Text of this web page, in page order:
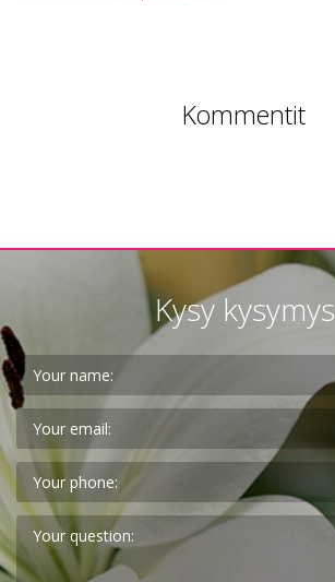
Kommentit
Kysy kysymys